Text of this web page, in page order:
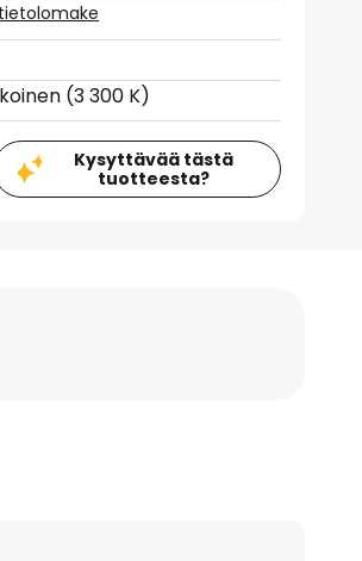
(3 300 K)
Kysyttävää tästä
tuotteesta?